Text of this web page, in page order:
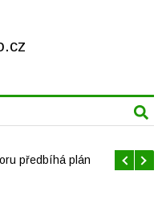
mají brzy rozrůst